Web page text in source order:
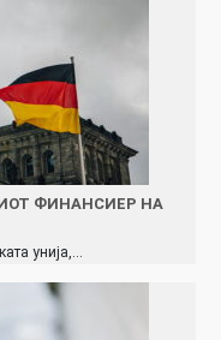
ФИНАНСИЕР НА
унија,…